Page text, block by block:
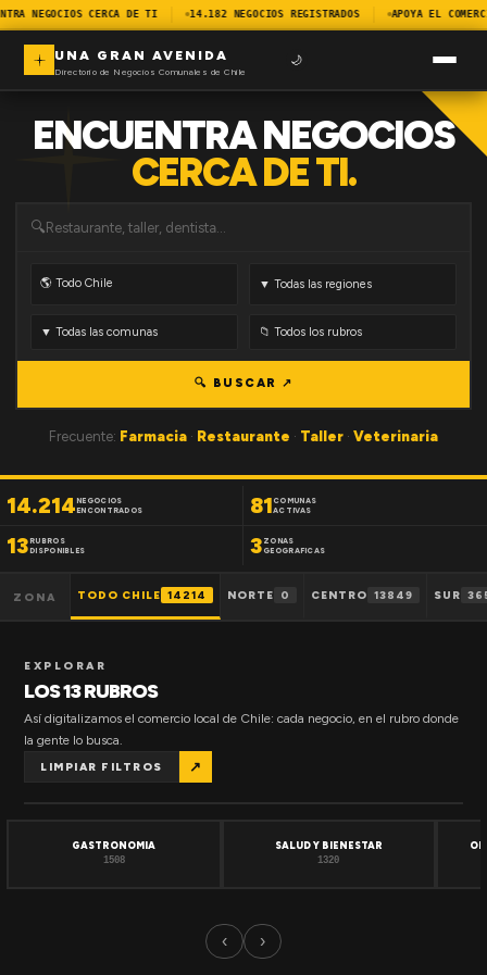
NEGOCIOS CERCA DE TI 14.182 NEGOCIOS REGISTRADOS APOYA EL
UNA GRAN AVENIDA
Directorio de Negocios Comunales de Chile
🌙
ENCUENTRA NEGOCIOS
CERCA DE TI.
🔍
🔍 BUSCAR ↗
Frecuente: Farmacia · Restaurante · Taller · Veterinaria
14.214NEGOCIOS
ENCONTRADOS
81 COMUNAS
ACTIVAS
13RUBROS
DISPONIBLES
3 ZONAS
GEOGRAFICAS
ZONA TODO CHILE 14214 NORTE 0 CENTRO 13849 SUR
EXPLORAR
LOS 13 RUBROS
Así digitalizamos el comercio local de Chile: cada negocio, en el rubro donde
la gente lo busca.
LIMPIAR FILTROS ↗
GASTRONOMIA
1508
SALUD Y BIENESTAR
1320
‹ ›